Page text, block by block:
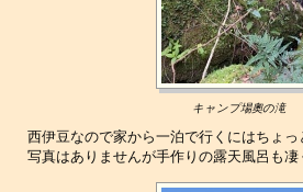
キャンプ場奧の滝
西伊豆なので家から一泊で行くにはちょ
写真はありませんが手作りの露天風呂も